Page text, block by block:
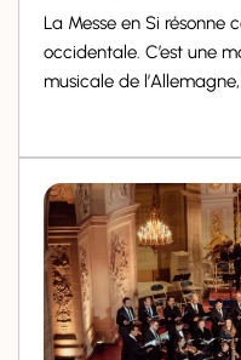
La Messe en Si résonne
occidentale. C’est une
musicale de